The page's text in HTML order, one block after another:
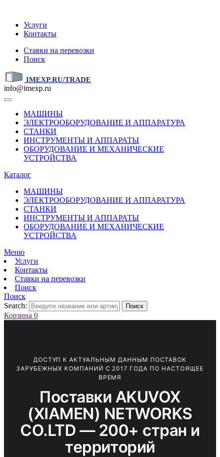
Услуги
Контакты
Ставки на перевозки
Поиск
IMEXP.RU/TRADE
info@imexp.ru
МАШИНЫ
ЭЛЕКТРООБОРУДОВАНИЕ И АППАРАТУРА
СТАНКИ
ИНСТРУМЕНТЫ И АППАРАТЫ
ОБОРУДОВАНИЕ И МЕХАНИЧЕСКИЕ
УСТРОЙСТВА
Каталог
МАШИНЫ
ЭЛЕКТРООБОРУДОВАНИЕ И АППАРАТУРА
СТАНКИ
ИНСТРУМЕНТЫ И АППАРАТЫ
ОБОРУДОВАНИЕ И МЕХАНИЧЕСКИЕ
УСТРОЙСТВА
Меню
Услуги
Контакты
Ставки на перевозки
Поиск
Поиск
Search:
Поиск
Корзина 0
ДОСТУП К АКТУАЛЬНЫМ ДАННЫМ ПОСТАВОК
ЗАРУБЕЖНЫХ КОМПАНИЙ С 2017 ГОДА ПО НАСТОЯЩЕЕ
ВРЕМЯ
Поставки AKUVOX
(XIAMEN) NETWORKS
CO.LTD — 200+ стран и
территорий